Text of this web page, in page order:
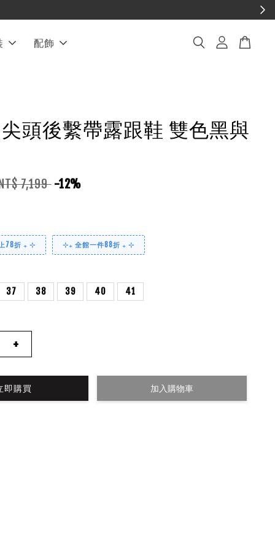
配飾
尖頭後繫帶露跟鞋 雙色黑與
7,199 -12%
78折 ₊ ⊹ ⊹₊ 全館一件88折 ₊ ⊹
37 38 39 40 41
+
即購買 加入購物車